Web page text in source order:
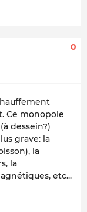
0
Ce monopole
dessein?)
grave: la
la
la
etc...